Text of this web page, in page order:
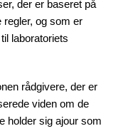
der er baseret på
regler, og som er
laboratoriets
rådgivere, der er
viden om de
holder sig ajour som